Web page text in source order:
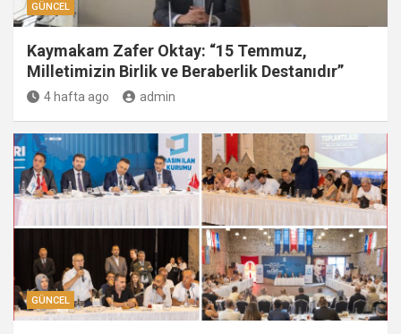
GÜNCEL
Kaymakam Zafer Oktay: “15 Temmuz,
Milletimizin Birlik ve Beraberlik Destanıdır”
4 hafta ago admin
GÜNCEL